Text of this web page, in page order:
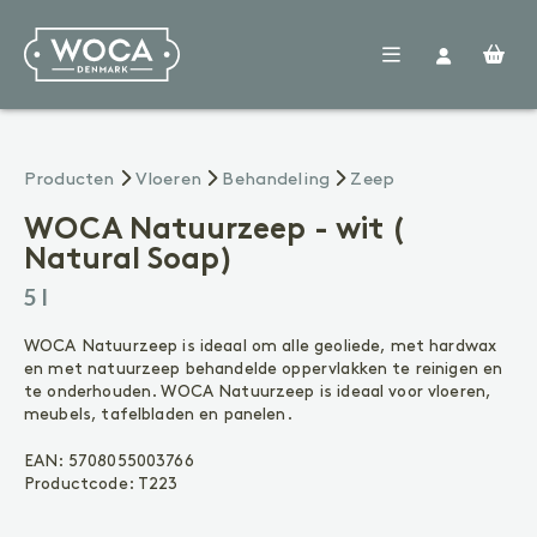
Woca
Nieuws
Contact
Vloeren
VOORBEHANDELING
Reinigen
Voorkleuren
BEHANDELING
Olie
Producten Vloeren Behandeling Zeep
WOCA Natuurzeep - wit (
Natural Soap)
5 l
WOCA Natuurzeep is ideaal om alle geoliede, met hardwax
en met natuurzeep behandelde oppervlakken te reinigen en
te onderhouden. WOCA Natuurzeep is ideaal voor vloeren,
meubels, tafelbladen en panelen.
EAN: 5708055003766
Productcode: T223